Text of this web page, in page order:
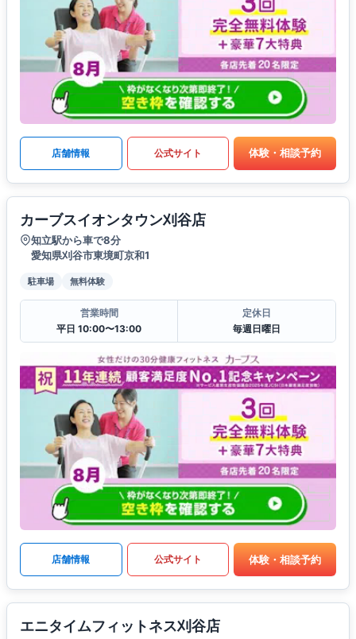
店舗情報 公式サイト 体験・相談予約
カーブスイオンタウン刈谷店
知立駅から車で8分
愛知県刈谷市東境町京和1
駐車場 無料体験
営業時間
平日 10:00〜13:00
定休日
毎週日曜日
店舗情報 公式サイト 体験・相談予約
エニタイムフィットネス刈谷店